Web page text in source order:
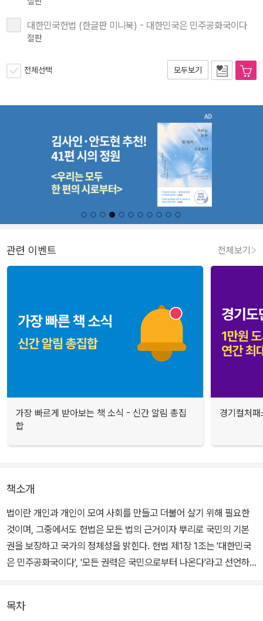
대한민국헌법 (한글판 미니북) - 대한민국은 민주공화국이다
절판
전체선택 모두보기
관련 이벤트 전체보기
가장 빠르게 받아보는 책 소식 - 신간 알림 총집
합
경기컬처
책소개
법이란 개인과 개인이 모여 사회를 만들고 더불어 살기 위해 필요한
것이며, 그중에서도 헌법은 모든 법의 근거이자 뿌리로 국민의 기본
권을 보장하고 국가의 정체성을 밝힌다. 헌법 제1장 1조는 '대한민국
은 민주공화국이다', '모든 권력은 국민으로부터 나온다'라고 선언하
정표가 될 것이다.
목차